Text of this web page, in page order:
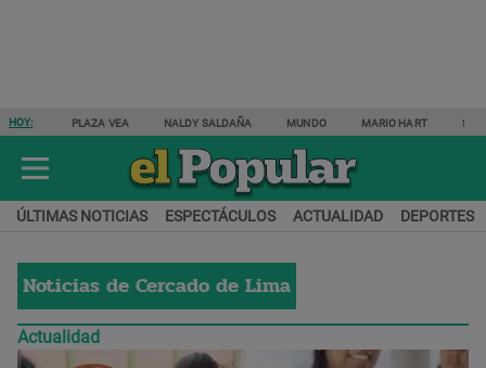
HOY: PLAZA VEA NALDY SALDAÑA MUNDO MARIO HART
ÚLTIMAS NOTICIAS ESPECTÁCULOS ACTUALIDAD DEPORTES
Noticias de Cercado de Lima
Actualidad